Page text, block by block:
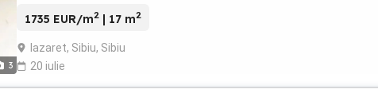
3
1735 EUR/m2 | 17 m2
lazaret, Sibiu, Sibiu
20 iulie